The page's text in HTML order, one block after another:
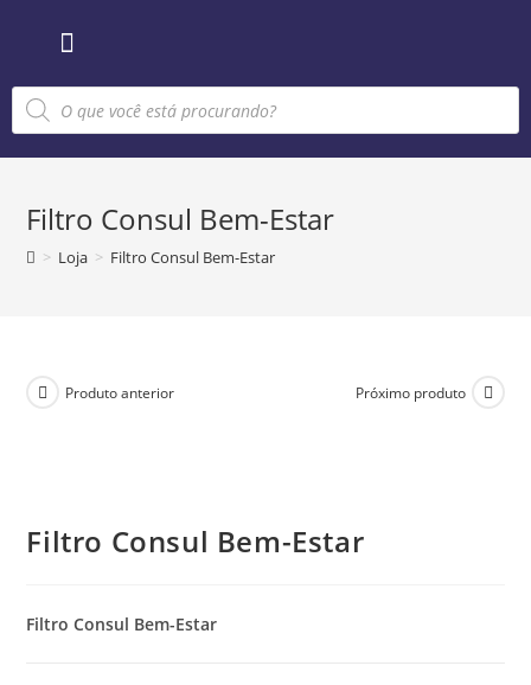
Filtro Consul Bem-Estar
> Loja > Filtro Consul Bem-Estar
Produto anterior Próximo produto
Filtro Consul Bem-Estar
Filtro Consul Bem-Estar